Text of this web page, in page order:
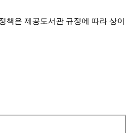
책은 제공도서관 규정에 따라 상이